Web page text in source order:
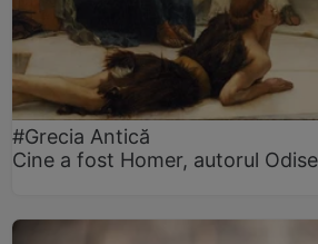
#Grecia Antică
Cine a fost Homer, autorul